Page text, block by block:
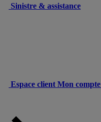
Sinistre & assistance
Espace client Mon compte